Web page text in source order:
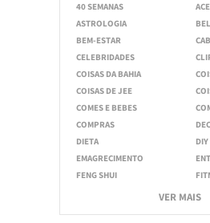
40 SEMANAS
ASTROLOGIA
BEM-ESTAR
CELEBRIDADES
COISAS DA BAHIA
COISAS DE JEE
COMES E BEBES
COMPRAS
DIETA
DIY
EMAGRECIMENTO
FENG SHUI
VER MAIS